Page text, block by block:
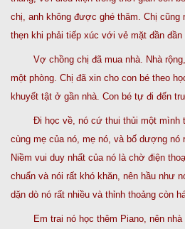
chị, anh không được ghé thăm. Chị cũng
thẹn khi phải tiếp xúc với vẻ mặt đần đần
Vợ chồng chị đã mua nhà. Nhà
một phòng. Chị đã xin cho con bé theo
khuyết tật ở gần nhà. Con bé tự đi đến
Đi học về, nó cứ thui thủi một mình
cùng mẹ của nó, mẹ nó, và bố dượng nó
Niềm vui duy nhất của nó là chờ điện
chuẩn và nói rất khó khăn, nên hầu như
dặn dò nó rất nhiều và thỉnh thoảng còn
Em trai nó học thêm Piano, nên